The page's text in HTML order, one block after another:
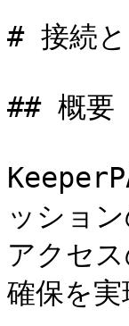
# 接続
## 概要
ッショ
アクセ
確保を実